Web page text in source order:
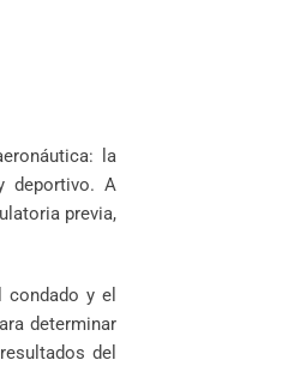
la
deportivo. A
previa,
y el
determinar
del